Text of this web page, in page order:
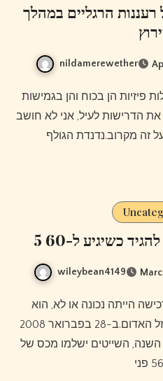
רעננות הרגליים במהלך
nildamerewether
הדרישות לעיל, אני לא חושב
כשיגיע ל-60
wileybean4149
הסביר.עתיד הדיזל האדום.ב-28 בפברואר 2008, HM הכנסות
מה-1 בנובמבר השנה, השייטים ישלמו מכס של